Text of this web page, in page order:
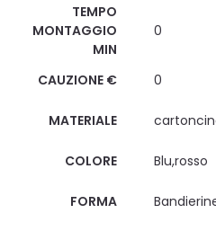
TEMPO
MONTAGGIO
MIN
0
CAUZIONE € 0
MATERIALE
COLORE Blu,rosso
FORMA